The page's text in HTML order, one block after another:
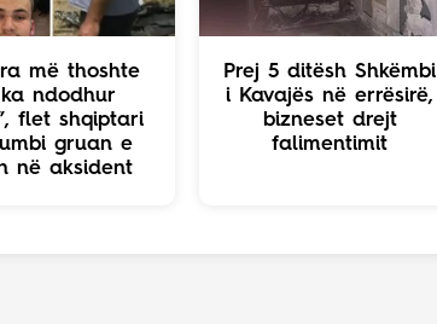
më thoshte
ndodhur
flet shqiptari
gruan e
në aksident
Prej 5 ditësh Shkëmbi
i Kavajës në errësirë,
bizneset drejt
falimentimit